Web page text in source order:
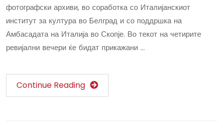
фотографски архиви, во соработка со Италијанскиот
институт за култура во Белград и со поддршка на
Амбасадата на Италија во Скопје. Во текот на четирите
ревијални вечери ќе бидат прикажани …
Continue Reading